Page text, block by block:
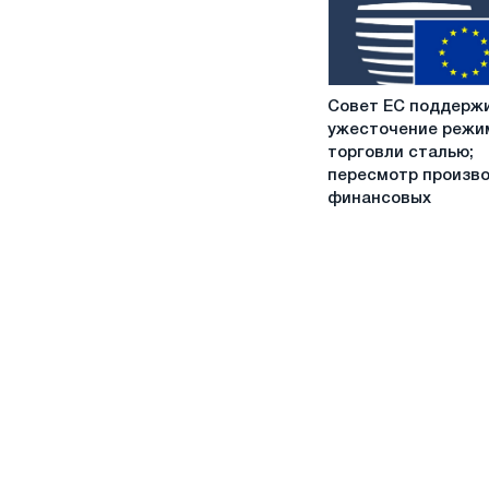
Совет
поддерживает
ужесточение
режима
торговли
Совет ЕС
ужесточение
торговли сталью;
пересмотр
финансовых